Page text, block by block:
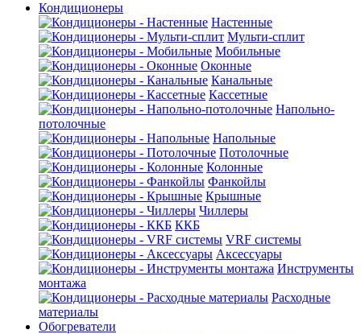
Кондиционеры
Настенные
Мульти-сплит
Мобильные
Оконные
Канальные
Кассетные
Напольно-
потолочные
Напольные
Потолочные
Колонные
Фанкойлы
Крышные
Чиллеры
ККБ
VRF системы
Аксессуары
Инструменты
монтажа
Расходные
материалы
Обогреватели